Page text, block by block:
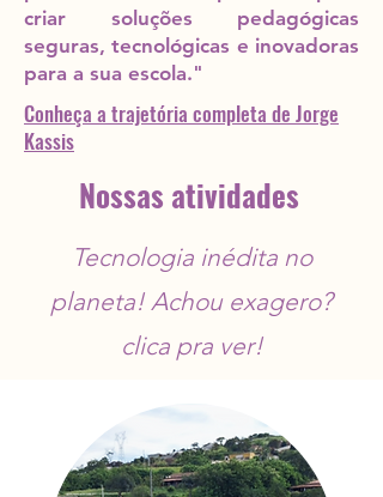
criar soluções pedagógicas
seguras, tecnológicas e inovadoras
para a sua escola."
Conheça a trajetória completa de Jorge
Kassis
Nossas atividades
Tecnologia inédita no
planeta! Achou exagero?
clica pra ver!